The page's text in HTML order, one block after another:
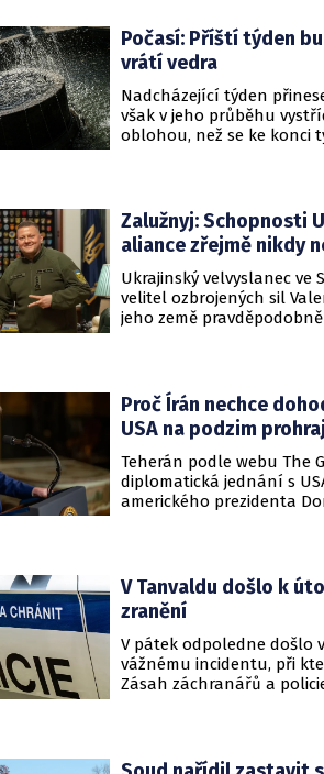
Počasí: Příští týden
vrátí vedra
Nadcházející týden
však v jeho průběhu
oblohou, než se ke konci
Zalužnyj: Schopnosti
aliance zřejmě nikdy
Ukrajinský velvyslanec ve
velitel ozbrojených sil
jeho země
nedosažitelné.
Proč Írán nechce
USA na podzim
Teherán podle webu The
diplomatická jednání s
amerického prezidenta
rukojmími za prezidenta
V Tanvaldu došlo k
zranění
V pátek odpoledne došlo
vážnému incidentu, při
Zásah záchranářů a